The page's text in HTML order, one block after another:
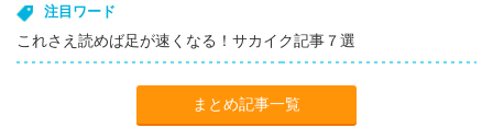
注目ワード
これさえ読めば足が速くなる！サカイク記事７選
まとめ記事一覧